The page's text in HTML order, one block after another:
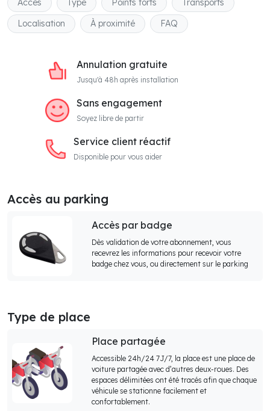
Accès Type Points forts
Transports
Localisation
À proximité FAQ
Annulation gratuite
Jusqu'à 48h après installation
Sans engagement
Soyez libre de partir
Service client réactif
Disponible pour vous aider
Accès au parking
Accès par badge
Dès validation de votre abonnement, vous
recevrez les informations pour recevoir votre
badge chez vous, ou directement sur le parking
Type de place
Place partagée
Accessible 24h/24 7J/7, la place est une place de
voiture partagée avec d’autres deux-roues. Des
espaces délimitées ont été tracés afin que chaque
véhicule se stationne facilement et
confortablement.